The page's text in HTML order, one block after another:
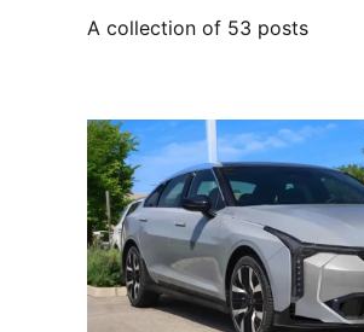
A collection of 53 posts